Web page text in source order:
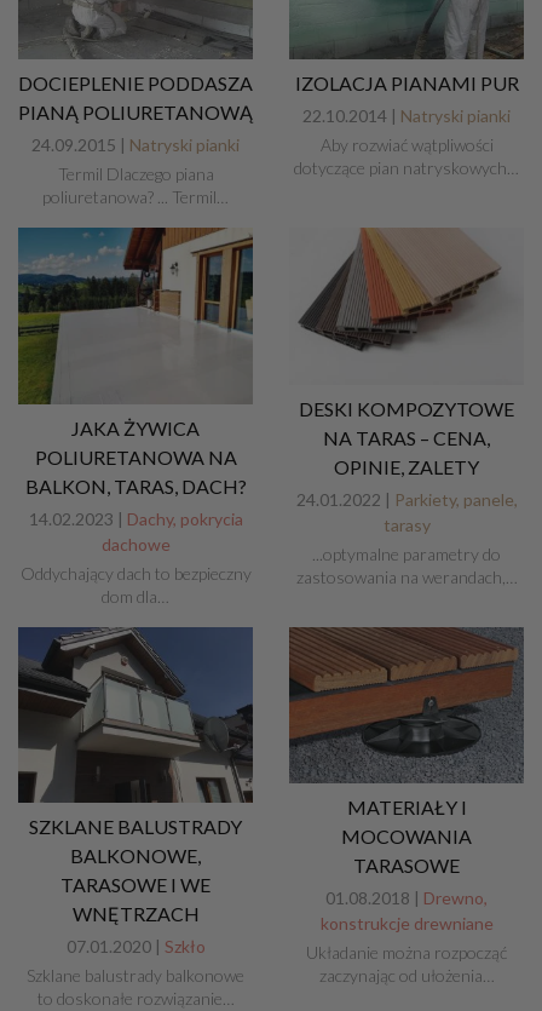
DOCIEPLENIE PODDASZA
PIANĄ POLIURETANOWĄ
24.09.2015 | Natryski pianki
Termil Dlaczego piana
poliuretanowa? ... Termil…
IZOLACJA PIANAMI PUR
22.10.2014 | Natryski pianki
Aby rozwiać wątpliwości
dotyczące pian natryskowych…
JAKA ŻYWICA
POLIURETANOWA NA
BALKON, TARAS, DACH?
14.02.2023 | Dachy, pokrycia
dachowe
Oddychający dach to bezpieczny
dom dla…
DESKI KOMPOZYTOWE
NA TARAS – CENA,
OPINIE, ZALETY
24.01.2022 | Parkiety, panele,
tarasy
...optymalne parametry do
zastosowania na werandach,…
SZKLANE BALUSTRADY
BALKONOWE,
TARASOWE I WE
WNĘTRZACH
07.01.2020 | Szkło
Szklane balustrady balkonowe
to doskonałe rozwiązanie…
MATERIAŁY I
MOCOWANIA
TARASOWE
01.08.2018 | Drewno,
konstrukcje drewniane
Układanie można rozpocząć
zaczynając od ułożenia…